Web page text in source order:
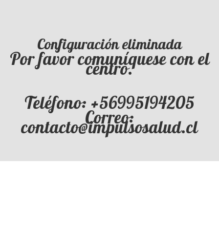
Configuración eliminada
Por favor comuníquese con el
centro.
Teléfono: +56995194205
Correo:
contacto@impulsosalud.cl